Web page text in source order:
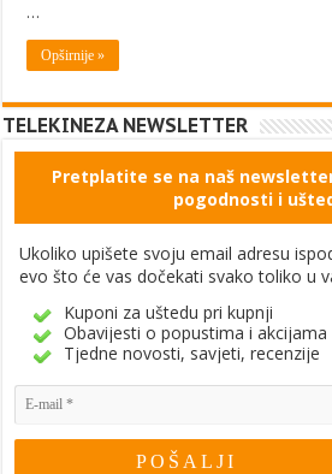
…
Opširnije »
TELEKINEZA NEWSLETTER
Pretplatite se na naš
pogodnosti i
Ukoliko upišete svoju email adresu
evo što će vas dočekati svako toliko u
Kuponi za uštedu pri kupnji
Obavijesti o popustima i akcijama
Tjedne novosti, savjeti, recenzije